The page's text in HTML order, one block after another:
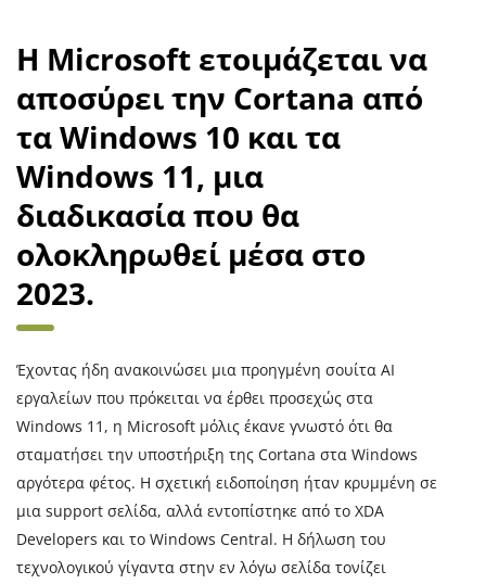
Η Microsoft ετοιμάζεται να
αποσύρει την Cortana από
τα Windows 10 και τα
Windows 11, μια
διαδικασία που θα
ολοκληρωθεί μέσα στο
2023.
Έχοντας ήδη ανακοινώσει μια προηγμένη σουίτα AI
εργαλείων που πρόκειται να έρθει προσεχώς στα
Windows 11, η Microsoft μόλις έκανε γνωστό ότι θα
σταματήσει την υποστήριξη της Cortana στα Windows
αργότερα φέτος. Η σχετική ειδοποίηση ήταν κρυμμένη σε
μια support σελίδα, αλλά εντοπίστηκε από το XDA
Developers και το Windows Central. Η δήλωση του
τεχνολογικού γίγαντα στην εν λόγω σελίδα τονίζει